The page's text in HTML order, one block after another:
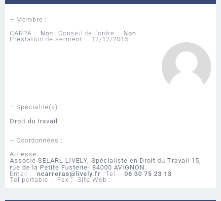
– Membre :
CARPA :
Non Conseil de l'ordre :
Non
Prestation de serment :
17/12/2015
– Spécialité(s) :
Droit du travail
– Coordonnées :
Adresse :
Associé SELARL LIVELY, Spécialiste en Droit du Travail 15,
rue de la Petite Fusterie- 84000 AVIGNON
Email :
ncarreras@lively.fr Tel :
06 30 75 23 13
Tel portable :
Fax : Site Web :